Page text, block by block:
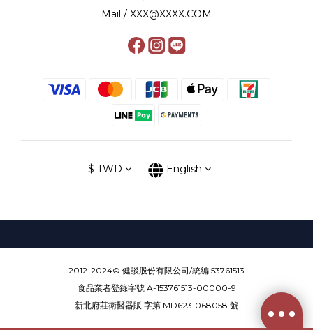
Mail / XXX@XXXX.COM
$ TWD English
2012-2024© 健談股份有限公司/統編 53761513
食品業者登錄字號 A-153761513-00000-9
新北府莊衛醫器販 字第 MD6231068058 號